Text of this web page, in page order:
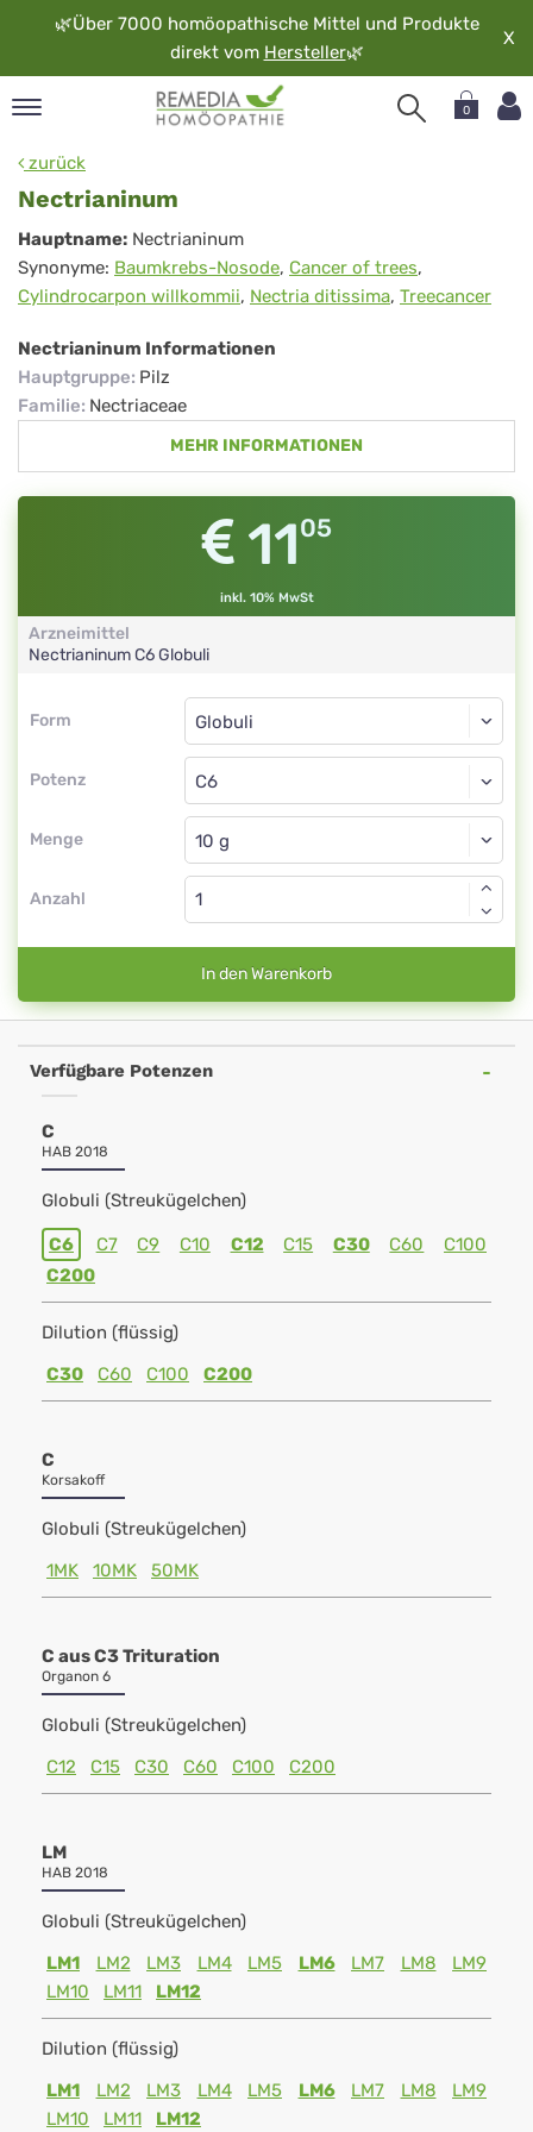
🌿Über 7000 homöopathische Mittel und Produkte
direkt vom Hersteller🌿
X
0
zurück
Nectrianinum
Nectrianinum
Hauptname: Nectrianinum
Synonyme: Baumkrebs-Nosode, Cancer of trees,
Cylindrocarpon willkommii, Nectria ditissima, Treecancer
Nectrianinum Informationen
Hauptgruppe: Pilz
Familie: Nectriaceae
MEHR INFORMATIONEN
1105
inkl. 10% MwSt
Arzneimittel
NectrianinumC6Globuli
Form
Form
Potenz
Globuli
C6
Menge
Globuli
Anzahl
In den Warenkorb
Verfügbare Potenzen
C
HAB 2018
Globuli (Streukügelchen)
C6 C7 C9 C10 C12 C15 C30 C60
C100
C200
Dilution (flüssig)
C30
C60 C100 C200
C
Korsakoff
Globuli (Streukügelchen)
1MK
10MK 50MK
C aus C3 Trituration
Organon 6
Globuli (Streukügelchen)
C12
C15 C30 C60 C100 C200
LM
HAB 2018
Globuli (Streukügelchen)
LM1
LM2 LM3 LM4 LM5 LM6 LM7 LM8
LM9
LM10
LM11 LM12
Dilution (flüssig)
LM1
LM2 LM3 LM4 LM5 LM6 LM7 LM8
LM9
LM10
LM11 LM12